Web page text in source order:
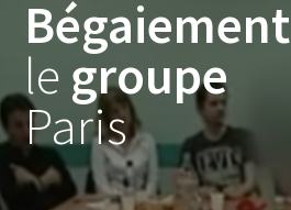
Skip
to
Bégaiement
le groupe
Paris